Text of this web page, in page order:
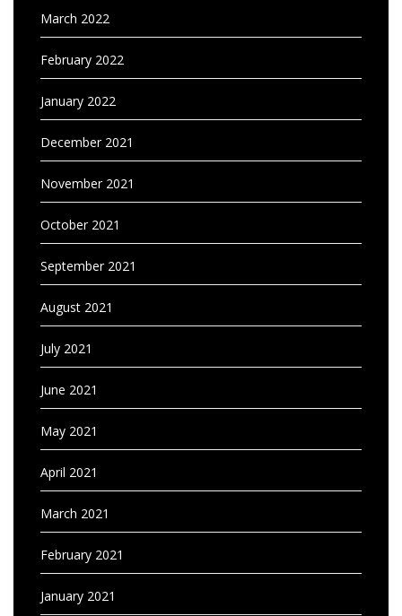
March 2022
February 2022
January 2022
December 2021
November 2021
October 2021
September 2021
August 2021
July 2021
June 2021
May 2021
April 2021
March 2021
February 2021
January 2021